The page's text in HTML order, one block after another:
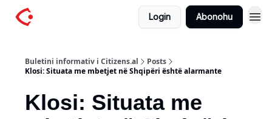
Login Abonohu
Buletini informativ i Citizens.al
Posts
Klosi: Situata me mbetjet në Shqipëri është alarmante
Klosi: Situata me